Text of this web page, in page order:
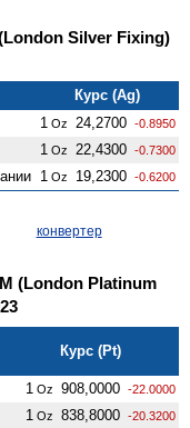
Silver Fixing)
Курс (Ag)
1 Oz 24,2700 -0.8950
1 Oz 22,4300 -0.7300
1 Oz 19,2300 -0.6200
конвертер
(London Platinum
Курс (Pt)
1 Oz 908,0000 -22.0000
1 Oz 838,8000 -20.3200